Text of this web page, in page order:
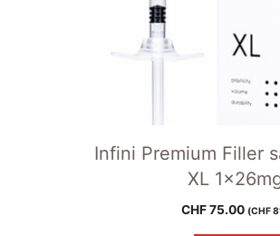
Infini Premium Filler
XL
CHF75.00 (CHF